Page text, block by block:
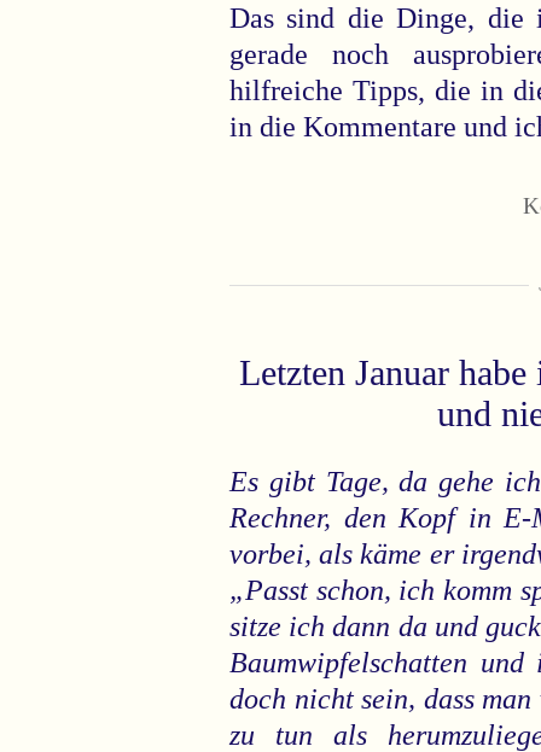
Das sind die Dinge,
gerade noch
hilfreiche Tipps, die in
in die Kommentare und
Letzten Januar
und
Es gibt Tage, da gehe
Rechner, den Kopf in
vorbei, als käme er
„Passt schon, ich komm
sitze ich dann da und
Baumwipfelschatten
doch nicht sein, dass
zu tun als